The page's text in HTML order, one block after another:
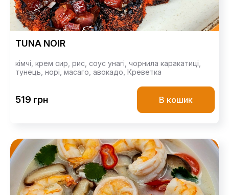
TUNA NOIR
кімчі, крем сир, рис, соус унагі, чорнила каракатиці,
тунець, норі, масаго, авокадо, Креветка
519 грн В кошик